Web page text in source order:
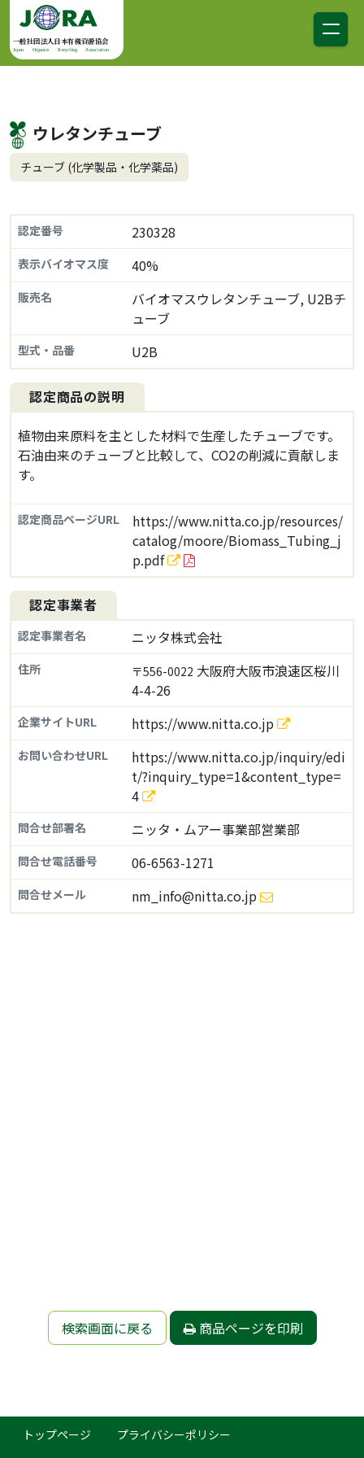
コンテンツへスキップ
メインナビゲーション
一般社団法人日本有機資源協会
Japan Organics Recycling Association
ウレタンチューブ
チューブ (化学製品・化学薬品)
認定番号 230328
表示バイオマス度 40%
販売名
バイオマスウレタンチューブ, U2Bチ
ューブ
型式・品番 U2B
認定商品の説明
植物由来原料を主とした材料で生産したチューブです。
石油由来のチューブと比較して、CO2の削減に貢献しま
す。
認定商品ページURL
https://www.nitta.co.jp/resources/
catalog/moore/Biomass_Tubing_j
p.pdf
認定事業者
認定事業者名 ニッタ株式会社
住所 〒556-0022 大阪府大阪市浪速区桜川
4-4-26
企業サイトURL https://www.nitta.co.jp
お問い合わせURL
https://www.nitta.co.jp/inquiry/edi
t/?inquiry_type=1&content_type=
4
問合せ部署名 ニッタ・ムアー事業部営業部
問合せ電話番号 06-6563-1271
問合せメール nm_info@nitta.co.jp
検索画面に戻る 商品ページを印刷
トップページ
プライバシーポリシー